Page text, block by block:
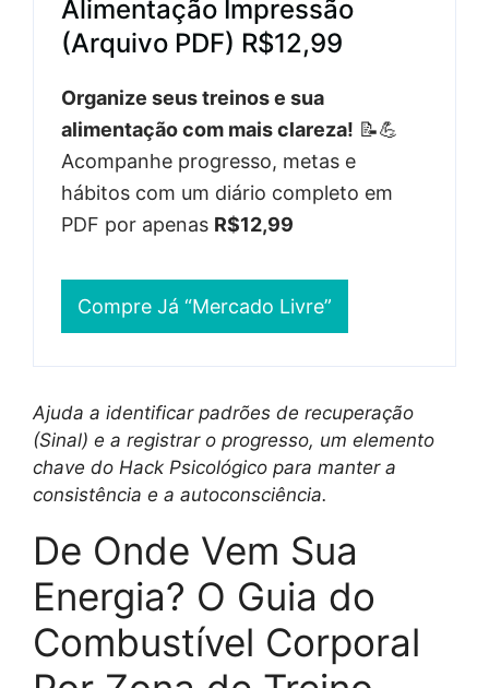
Alimentação Impressão
(Arquivo PDF) R$12,99
Organize seus treinos e sua
alimentação com mais clareza! 📝💪
Acompanhe progresso, metas e
hábitos com um diário completo em
PDF por apenas R$12,99
Compre Já “Mercado Livre”
Ajuda a identificar padrões de recuperação
(Sinal) e a registrar o progresso, um elemento
chave do Hack Psicológico para manter a
consistência e a autoconsciência.
De Onde Vem Sua
Energia? O Guia do
Combustível Corporal